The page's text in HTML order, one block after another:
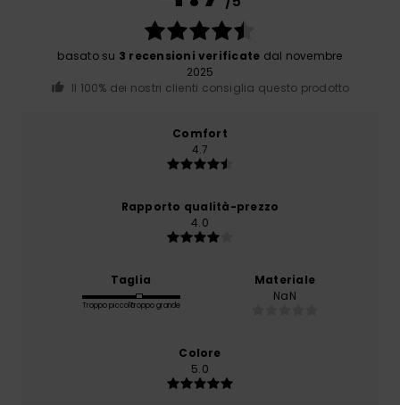
basato su 3 recensioni verificate dal novembre
2025
Il 100% dei nostri clienti consiglia questo prodotto
Comfort
4.7
Rapporto qualità-prezzo
4.0
Taglia
Troppo piccoloTroppo grande
Materiale
NaN
Colore
5.0